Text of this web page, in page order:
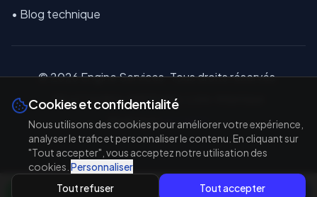
Cookies et confidentialité
Nous utilisons des cookies pour améliorer votre expérience,
analyser le trafic et personnaliser le contenu. En cliquant sur
"Tout accepter", vous acceptez notre utilisation des
cookies. Personnaliser
Tout refuser
Tout accepter
• Blog technique
©2026Engine Services. Tous droits réservés.
18 La Coindière, 44810 Héric, Loire-Atlantique
Réalisé parTAL'TECH